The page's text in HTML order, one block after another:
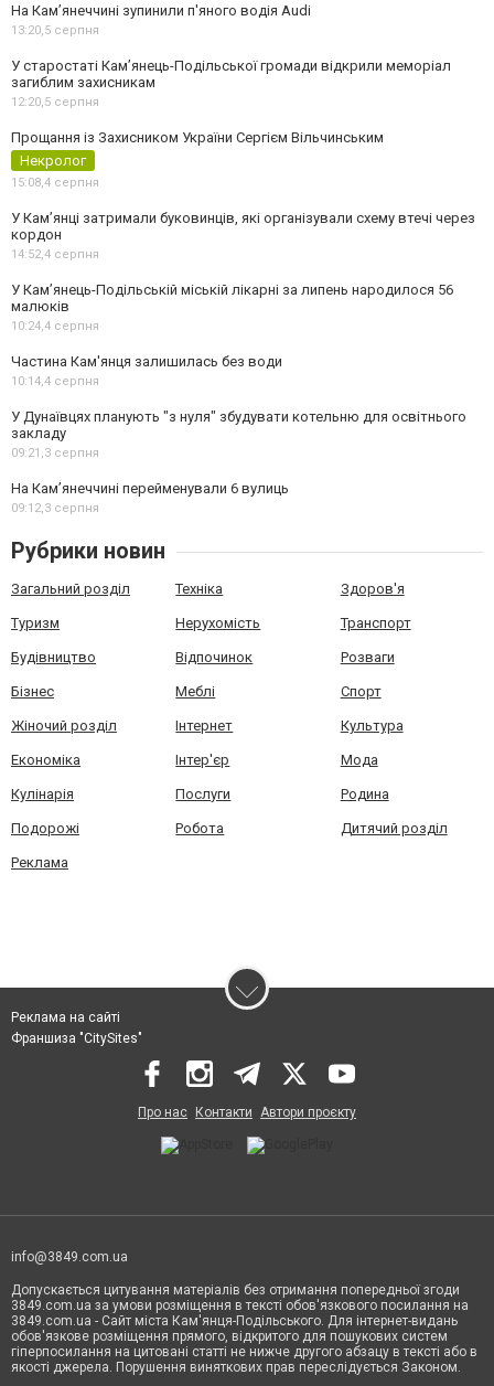
На Камʼянеччині зупинили п'яного водія Audi
13:20,5 серпня
У старостаті Кам’янець-Подільської громади відкрили меморіал
загиблим захисникам
12:20,5 серпня
Прощання із Захисником України Сергієм Вільчинським
Некролог
15:08,4 серпня
У Кам’янці затримали буковинців, які організували схему втечі через
кордон
14:52,4 серпня
У Кам’янець-Подільській міській лікарні за липень народилося 56
малюків
10:24,4 серпня
Частина Кам'янця залишилась без води
10:14,4 серпня
У Дунаївцях планують "з нуля" збудувати котельню для освітнього
закладу
09:21,3 серпня
На Камʼянеччині перейменували 6 вулиць
09:12,3 серпня
Рубрики новин
Загальний розділ Техніка Здоров'я
Туризм Нерухомість Транспорт
Будівництво Відпочинок Розваги
Бізнес Меблі Спорт
Жіночий розділ Інтернет Культура
Економіка Інтер'єр Мода
Кулінарія Послуги Родина
Подорожі Робота Дитячий розділ
Реклама
Реклама на сайті
Франшиза "CitySites"
Про нас Контакти Автори проєкту
info@3849.com.ua
Допускається цитування матеріалів без отримання попередньої згоди
3849.com.ua за умови розміщення в тексті обов'язкового посилання на
3849.com.ua - Сайт міста Кам'янця-Подільського. Для інтернет-видань
обов'язкове розміщення прямого, відкритого для пошукових систем
гіперпосилання на цитовані статті не нижче другого абзацу в тексті або в
якості джерела. Порушення виняткових прав переслідується Законом.